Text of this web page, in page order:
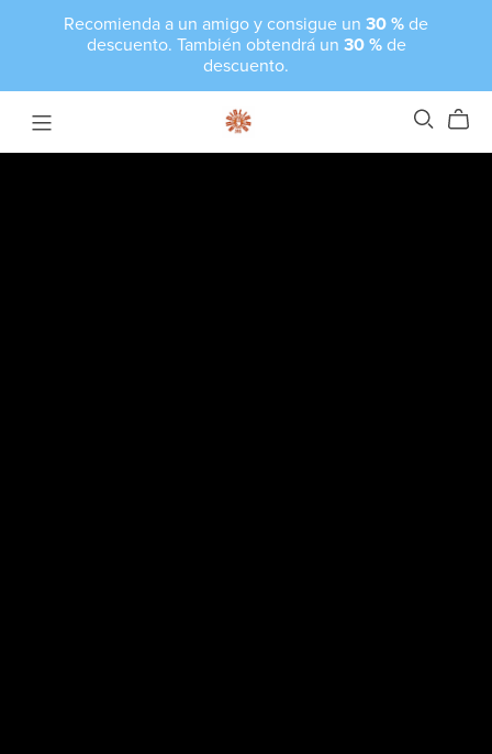
Recomienda a un amigo y consigue un 30 % de
descuento. También obtendrá un 30 %de
descuento.